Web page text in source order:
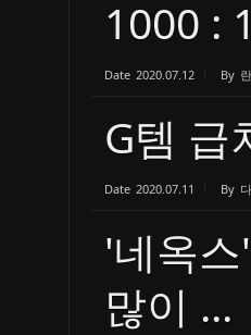
1000 :
Date 2020.07.12 By
G템 급
Date 2020.07.11 By
'네옥
많이 ...